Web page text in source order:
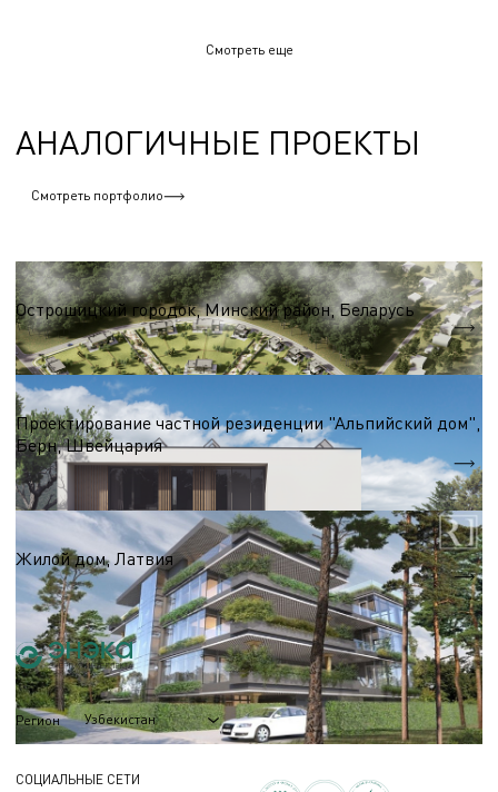
Смотреть еще
АНАЛОГИЧНЫЕ ПРОЕКТЫ
Смотреть портфолио
Виллы, таунхаусы, резиденции
Острошицкий городок, Минский район, Беларусь
S = 40 000 м.кв.
Виллы, таунхаусы, резиденции
Проектирование частной резиденции "Альпийский дом",
Берн, Швейцария
S = 335,8 м.кв.
Виллы, таунхаусы, резиденции
Жилой дом, Латвия
S = 2 300 м.кв.
Регион Узбекистан
СОЦИАЛЬНЫЕ СЕТИ